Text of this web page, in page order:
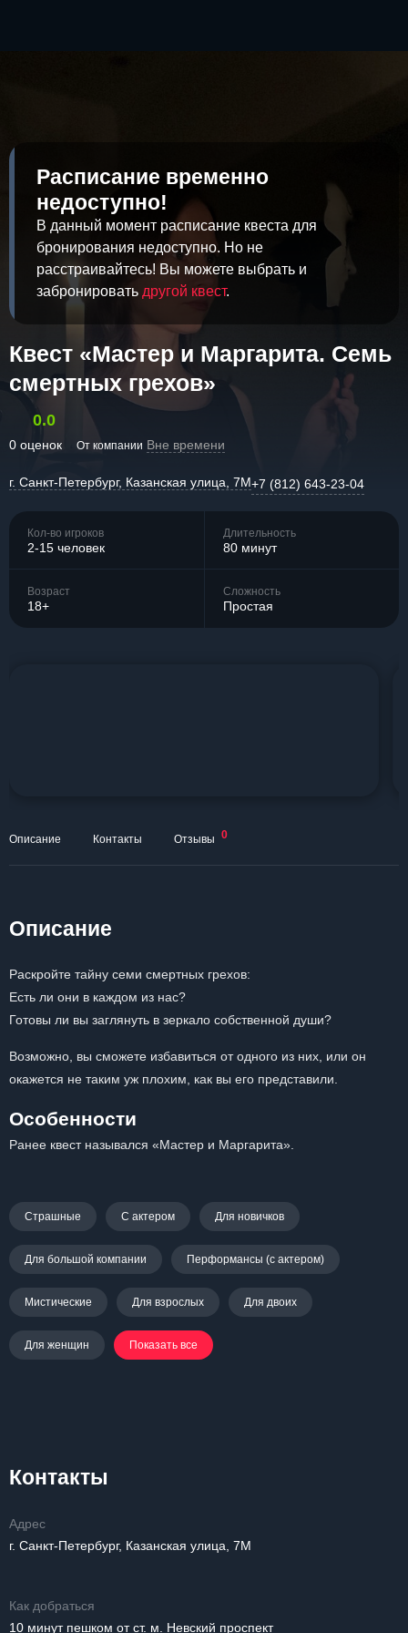
Расписание временно
недоступно!
В данный момент расписание квеста для
бронирования недоступно. Но не
расстраивайтесь! Вы можете выбрать и
забронировать другой квест.
Квест «Мастер и Маргарита. Семь
смертных грехов»
0.0
0 оценок От компании Вне времени
г. Санкт-Петербург, Казанская улица, 7М+7 (812) 643-23-04
Кол-во игроков
2-15 человек
Длительность
80 минут
Возраст
18+
Сложность
Простая
Описание Контакты Отзывы 0
Описание
Раскройте тайну семи смертных грехов:
Есть ли они в каждом из нас?
Готовы ли вы заглянуть в зеркало собственной души?
Возможно, вы сможете избавиться от одного из них, или он
окажется не таким уж плохим, как вы его представили.
Особенности
Ранее квест назывался «Мастер и Маргарита».
Страшные С актером Для новичков
Для большой компании Перформансы (с актером)
Мистические Для взрослых Для двоих
Для женщин Показать все
Контакты
Адрес
г. Санкт-Петербург, Казанская улица, 7М
Как добраться
10 минут пешком от ст. м. Невский проспект